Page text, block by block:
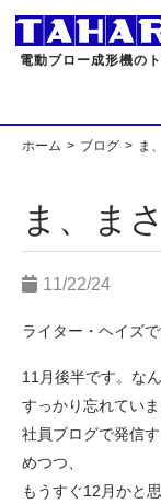
電動ブロー成形機の
ホーム ブログ ま
ま、ま
11/22/24
ライター・ヘイズ
11月後半です。な
すっかり忘れていま
社員ブログで発信
めつつ、
もうすぐ12月かと